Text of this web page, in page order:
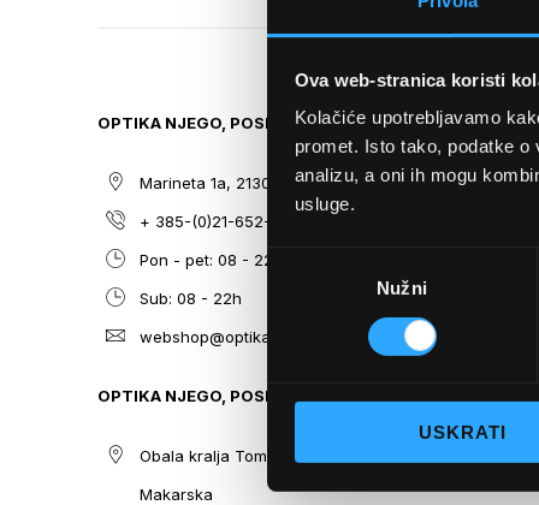
Ova web-stranica koristi
Kolačiće upotrebljavamo
promet. Isto tako, podatke
analizu, a oni ih mogu
usluge.
Odabir
Nužni
USKRATI
THE
THE
GALLERY
OPTIKA NJEGO, POSLOVNICA 1
Marineta 1a, 21300 Makarska
+ 385-(0)21-652-102
Pon - pet: 08 - 22h,
Sub: 08 - 22h
webshop@optikanjego.hr
OPTIKA NJEGO, POSLOVNICA 2
Obala kralja Tomislava 14, 21300
Makarska
SITEMAP
O nama
Optika